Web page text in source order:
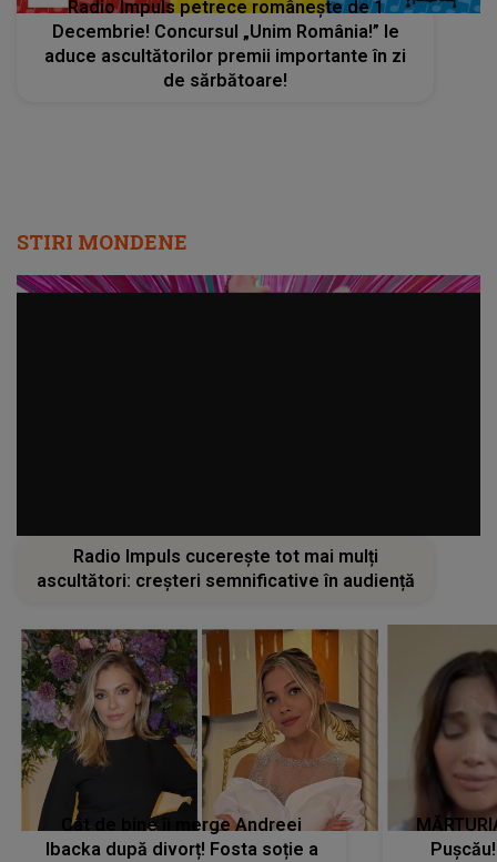
Radio Impuls petrece românește de 1
Decembrie! Concursul „Unim România!” le
aduce ascultătorilor premii importante în zi
de sărbătoare!
STIRI MONDENE
Radio Impuls cucerește tot mai mulți
ascultători: creșteri semnificative în audiență
Cât de bine îi merge Andreei
Ibacka după divorț! Fosta soție a